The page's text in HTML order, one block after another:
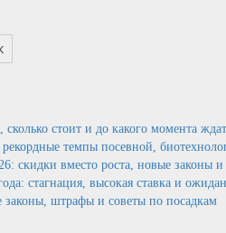
сколько стоит и до какого момента
темпы посевной,
скидки вместо роста, новые законы
стагнация, высокая ставка и
законы, штрафы и советы по посадкам